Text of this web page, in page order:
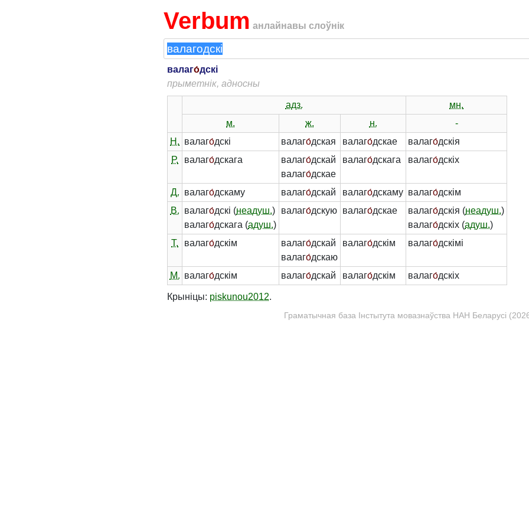
Verbum анлайнавы слоўнік
валаго́дскі
прыметнік, адносны
адз.
мн.
м.
ж. н.
-
Н. валаго́дскі валаго́дская валаго́дскае валаго́дскія
Р.
валаго́дскага валаго́дскай
валаго́дскае
валаго́дскага валаго́дскіх
Д. валаго́дскаму валаго́дскай валаго́дскаму валаго́дскім
В. валаго́дскі (неадуш.)
валаго́дскага (адуш.)
валаго́дскую валаго́дскае валаго́дскія (неадуш.)
валаго́дскіх (адуш.)
Т.
валаго́дскім валаго́дскай
валаго́дскаю
валаго́дскім валаго́дскімі
М. валаго́дскім валаго́дскай валаго́дскім валаго́дскіх
Крыніцы: piskunou2012.
Граматычная база Інстытута мовазнаўства НАН Беларусі